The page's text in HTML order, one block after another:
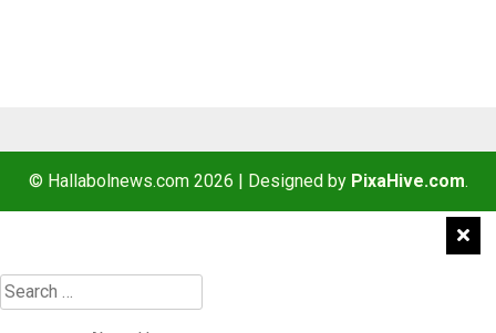
© Hallabolnews.com 2026 | Designed by PixaHive.com.